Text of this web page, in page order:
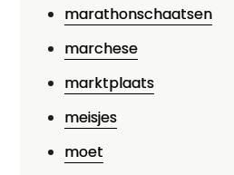
marathonschaatsen
marchese
marktplaats
meisjes
moet